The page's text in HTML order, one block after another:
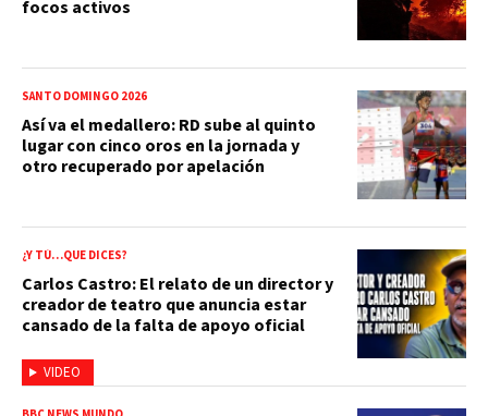
focos activos
SANTO DOMINGO 2026
Así va el medallero: RD sube al quinto
lugar con cinco oros en la jornada y
otro recuperado por apelación
VIDEO
¿Y TÚ…QUE DICES?
Carlos Castro: El relato de un director y
creador de teatro que anuncia estar
cansado de la falta de apoyo oficial